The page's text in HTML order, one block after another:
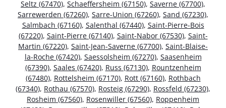
Seltz (67470), Schaeffersheim (67150), Saverne (67700),
Sarrewerden (67260), Sarre-Union (67260), Sand (67230),
Salmbach (67160), Salenthal (67440), Saint-Pierre-Bois
(67220), Saint-Pierre (67140), Saint-Nabor (67530), Saint-
Martin (67220), Saint-Jean-Saverne (67700), Saint-Blaise-
la-Roche (67420), Saessolsheim (67270), Saasenheim
(67390), Saales (67420), Russ (67130), Rountzenheim
(67480), Rottelsheim (67170), Rott (67160), Rothbach
(67340), Rothau (67570), Rosteig (67290), Rossfeld (67230),
Rosheim (67560), Rosenwiller (67560), Roppenheim